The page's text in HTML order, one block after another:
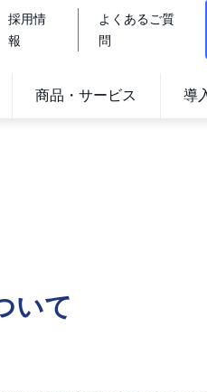
採用情
報
よくあるご質
問
商品・サービス 導
いて